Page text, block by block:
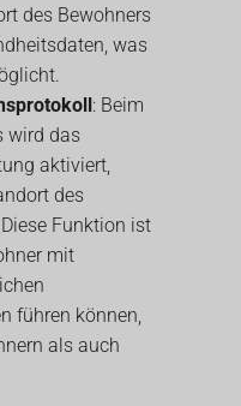
des Bewohners
was
: Beim
wird das
aktiviert,
des
Funktion ist
mit
führen können,
als auch